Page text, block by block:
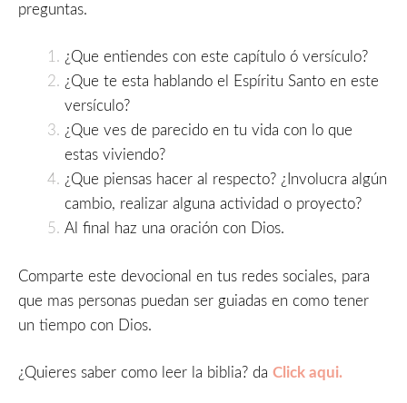
preguntas.
¿Que entiendes con este capítulo ó versículo?
¿Que te esta hablando el Espíritu Santo en este
versículo?
¿Que ves de parecido en tu vida con lo que
estas viviendo?
¿Que piensas hacer al respecto? ¿Involucra algún
cambio, realizar alguna actividad o proyecto?
Al final haz una oración con Dios.
Comparte este devocional en tus redes sociales, para
que mas personas puedan ser guiadas en como tener
un tiempo con Dios.
¿Quieres saber como leer la biblia? da Click aqui.